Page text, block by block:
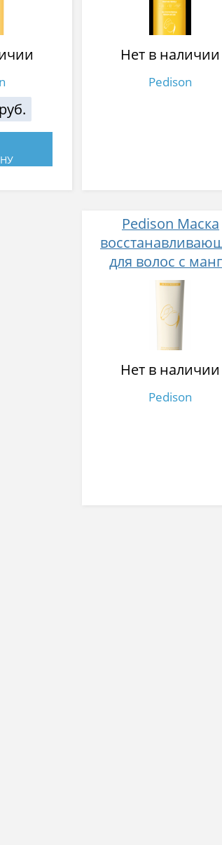
Нет в наличии
Pedison
Pedison Маска
для волос с
Institut-beaute
rich LPP treatment
Нет в наличии
Pedison